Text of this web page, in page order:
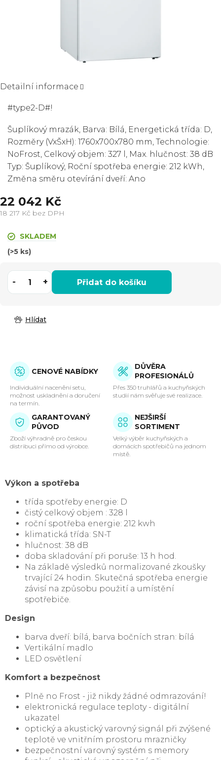
22 042 Kč
18 217 Kč bez DPH
cena:SKLADEM
(>5 ks)
Přidat do košíku
#type2-D#!
Šuplíkový mrazák, Barva: Bílá, Energetická třída: D,
Rozměry (VxŠxH): 1760x700x780 mm, Technologie:
NoFrost, Celkový objem: 327 l, Max. hlučnost: 38 dB
Typ: Šuplíkový, Roční spotřeba energie: 212 kWh,
Změna směru otevírání dveří: Ano
Detailní informace
Hlídat
CENOVÉ NABÍDKY
Individuální nacenění setu,
možnost uskladnění a doručení
na termín.
DŮVĚRA
PROFESIONÁLŮ
Přes 350 truhlářů a kuchyňských
studií nám svěřuje své realizace.
GARANTOVANÝ
PŮVOD
Zboží výhradně pro českou
distribuci přímo od výrobce.
NEJŠIRŠÍ
SORTIMENT
Velký výběr kuchyňských a
domácích spotřebičů na jednom
místě.
Výkon a spotřeba
třída spotřeby energie: D
čistý celkový objem : 328 l
roční spotřeba energie: 212 kwh
klimatická třída: SN-T
hlučnost: 38 dB
doba skladování při poruše: 13 h hod.
Na základě výsledků normalizované zkoušky
trvající 24 hodin. Skutečná spotřeba energie
závisí na způsobu použití a umístění
spotřebiče.
Design
barva dveří: bílá, barva bočních stran: bílá
Vertikální madlo
LED osvětlení
Komfort a bezpečnost
Plně no Frost - již nikdy žádné odmrazování!
elektronická regulace teploty - digitální
ukazatel
optický a akustický varovný signál při zvýšené
teplotě ve vnitřním prostoru mrazničky
bezpečnostní varovný systém s memory